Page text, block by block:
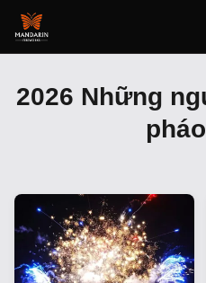
2026 Những